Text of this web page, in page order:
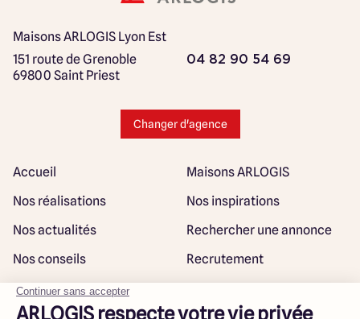
Maisons ARLOGIS Lyon Est
151 route de Grenoble
69800 Saint Priest
04 82 90 54 69
Changer d'agence
Accueil
Maisons ARLOGIS
Nos réalisations
Nos inspirations
Nos actualités
Rechercher une annonce
Nos conseils
Recrutement
Rejoindre notre réseau